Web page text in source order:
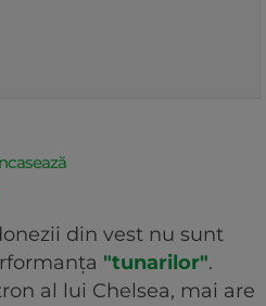
din vest nu sunt
"tunarilor".
al lui Chelsea, mai are